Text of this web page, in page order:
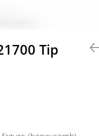
Tip